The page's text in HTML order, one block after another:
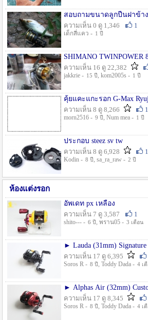
สอบถามขนาดลูกปืนฝาข้าง
ความเห็น 0 ดู 1,346
1
เด็กสี่แคว - 1 ปี
SHIMANO TWINPOWER
ความเห็น 16 ดู 22,382
jakkrie - 15 ปี , kom2005s - 1 ปี
คุ้ยแคะแกะรอก G-Max
ความเห็น 8 ดู 8,266
1
morn2516 - 9 ปี , Num mea - 1 ปี
ประกอบ steez sv tw
ความเห็น 8 ดู 6,928
1
Kodin - 8 ปี , sa_ra_raw - 2 ปี
ห้องแต่งรอก
อัพเดท px เหลือง
ความเห็น 7 ดู 3,587
1
shito--- - 6 ปี , พราน05 - 3 เดือน
► Lauda (31mm)
ความเห็น 17 ดู 6,395
Soros R - 8 ปี , Toddy Dada - 4 เ
► Alphas Air (32mm)
ความเห็น 17 ดู 8,345
Soros R - 8 ปี , Toddy Dada - 4 เ